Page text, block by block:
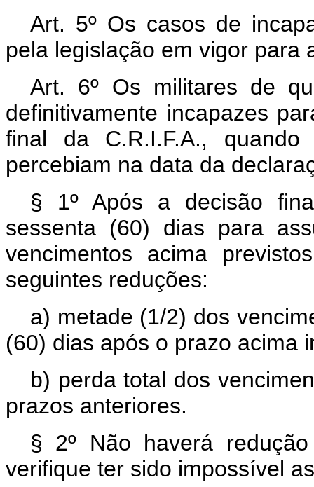
Art. 5º Os casos de
pela legislação em vigor para
Art. 6º Os militares de
definitivamente incapazes
final da C.R.I.F.A.,
percebiam na data da
§ 1º Após a decisão
sessenta (60) dias para
vencimentos acima
seguintes reduções:
a) metade (1/2) dos
(60) dias após o prazo acima
b) perda total dos
prazos anteriores.
§ 2º Não haverá
verifique ter sido impossível